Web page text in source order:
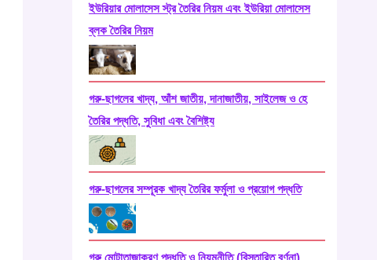
ইউরিয়ার মোলাসেস স্ট্র তৈরির নিয়ম এবং ইউরিয়া মোলাসেস
ব্লক তৈরির নিয়ম
গরু-ছাগলের খাদ্য, আঁশ জাতীয়, দানাজাতীয়, সাইলেজ ও হে
তৈরির পদ্ধতি, সুবিধা এবং বৈশিষ্ট্য
গরু-ছাগলের সম্পূরক খাদ্য তৈরির ফর্মুলা ও প্রয়োগ পদ্ধতি
গরু মোটাতাজাকরণ পদ্ধতি ও নিয়মনীতি (বিস্তারিত বর্ণনা)